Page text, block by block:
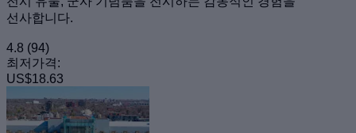
선사합니다.
4.8 (94)
최저가격:
US$18.63